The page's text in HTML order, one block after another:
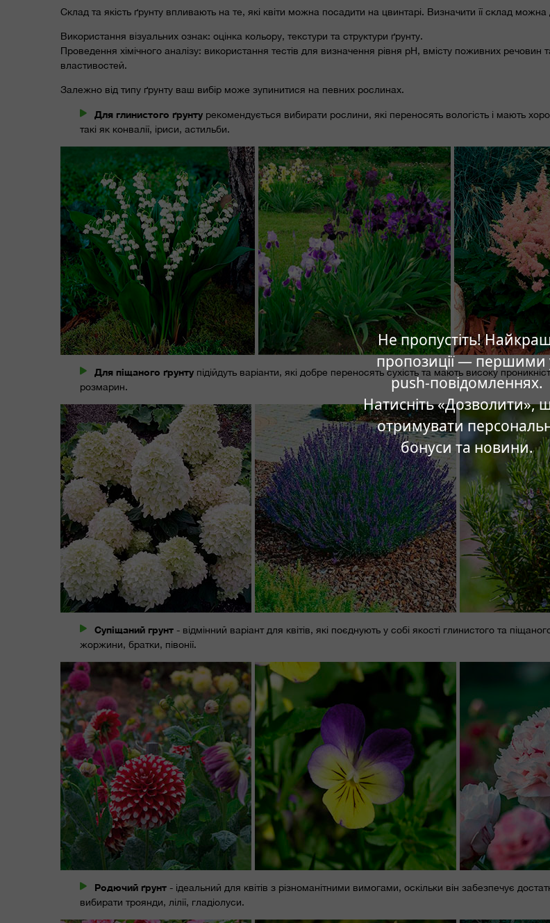
Не пропустіть!
пропозиції — першими
push-повідомленнях.
Натисніть «Дозволити»,
отримувати
бонуси та новини.
Склад та якість ґрунту впливають на те, які квіти можна посадити на цвинтарі. Визначити її склад
Використання візуальних ознак: оцінка кольору, текстури та структури ґрунту.
Проведення хімічного аналізу: використання тестів для визначення рівня pH, вмісту поживних речовин
властивостей.
Залежно від типу ґрунту ваш вибір може зупинитися на певних рослинах.
Для глинистого ґрунту рекомендується вибирати рослини, які переносять вологість і мають
такі як конвалії, іриси, астильби.
Для піщаного ґрунту підійдуть варіанти, які добре переносять сухість та мають високу
розмарин.
Супіщаний грунт - відмінний варіант для квітів, які поєднують у собі якості глинистого та
жоржини, братки, півонії.
Родючий ґрунт - ідеальний для квітів з різноманітними вимогами, оскільки він забезпечує
вибирати троянди, лілії, гладіолуси.